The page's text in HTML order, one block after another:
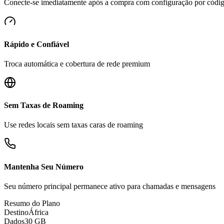
Conecte-se imediatamente após a compra com configuração por
Rápido e Confiável
Troca automática e cobertura de rede premium
Sem Taxas de Roaming
Use redes locais sem taxas caras de roaming
Mantenha Seu Número
Seu número principal permanece ativo para chamadas e mensagens
Resumo do Plano
DestinoÁfrica
Dados30 GB